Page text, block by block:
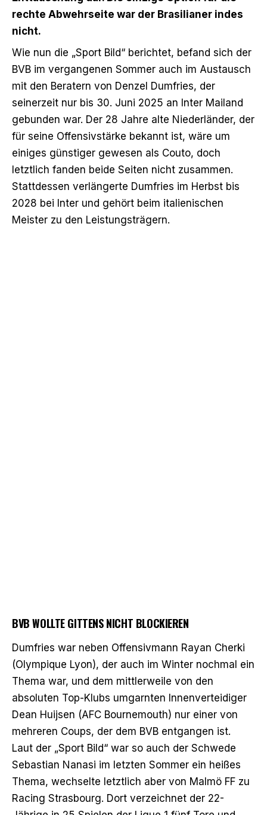
rechte Abwehrseite war der Brasilianer indes
nicht.
Wie nun die „Sport Bild“ berichtet, befand sich der
BVB im vergangenen Sommer auch im Austausch
mit den Beratern von Denzel Dumfries, der
seinerzeit nur bis 30. Juni 2025 an Inter Mailand
gebunden war. Der 28 Jahre alte Niederländer, der
für seine Offensivstärke bekannt ist, wäre um
einiges günstiger gewesen als Couto, doch
letztlich fanden beide Seiten nicht zusammen.
Stattdessen verlängerte Dumfries im Herbst bis
2028 bei Inter und gehört beim italienischen
Meister zu den Leistungsträgern.
BVB WOLLTE GITTENS NICHT BLOCKIEREN
Dumfries war neben Offensivmann Rayan Cherki
(Olympique Lyon), der auch im Winter nochmal ein
Thema war, und dem mittlerweile von den
absoluten Top-Klubs umgarnten Innenverteidiger
Dean Huijsen (AFC Bournemouth) nur einer von
mehreren Coups, der dem BVB entgangen ist.
Laut der „Sport Bild“ war so auch der Schwede
Sebastian Nanasi im letzten Sommer ein heißes
Thema, wechselte letztlich aber von Malmö FF zu
Racing Strasbourg. Dort verzeichnet der 22-